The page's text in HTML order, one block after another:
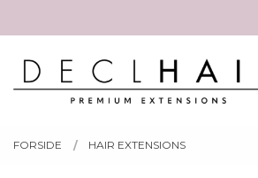
til
PRODUKTER
FORSIDE HAIR EXTENSIONS